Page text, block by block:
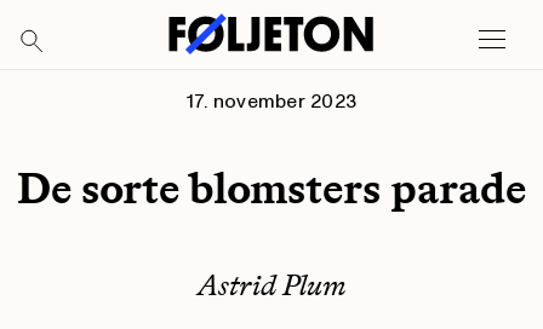
17. november 2023
De sorte blomsters parade
Astrid Plum